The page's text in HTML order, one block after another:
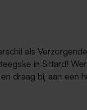
als
in Sittard!
draag bij aan een